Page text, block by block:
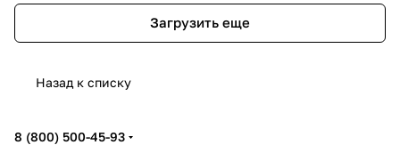
Загрузить еще
Назад к списку
8 (800) 500-45-93